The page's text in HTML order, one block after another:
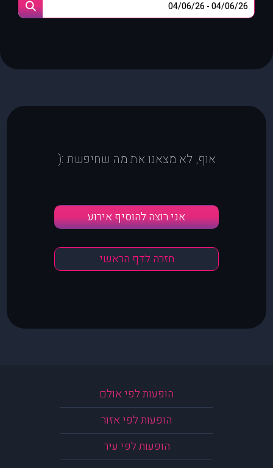
אוף, לא מצאנו את מה שחיפשת :(
אני רוצה להוסיף אירוע
חזרה לדף הראשי
הופעות לפי אולם
הופעות לפי אזור
הופעות לפי עיר